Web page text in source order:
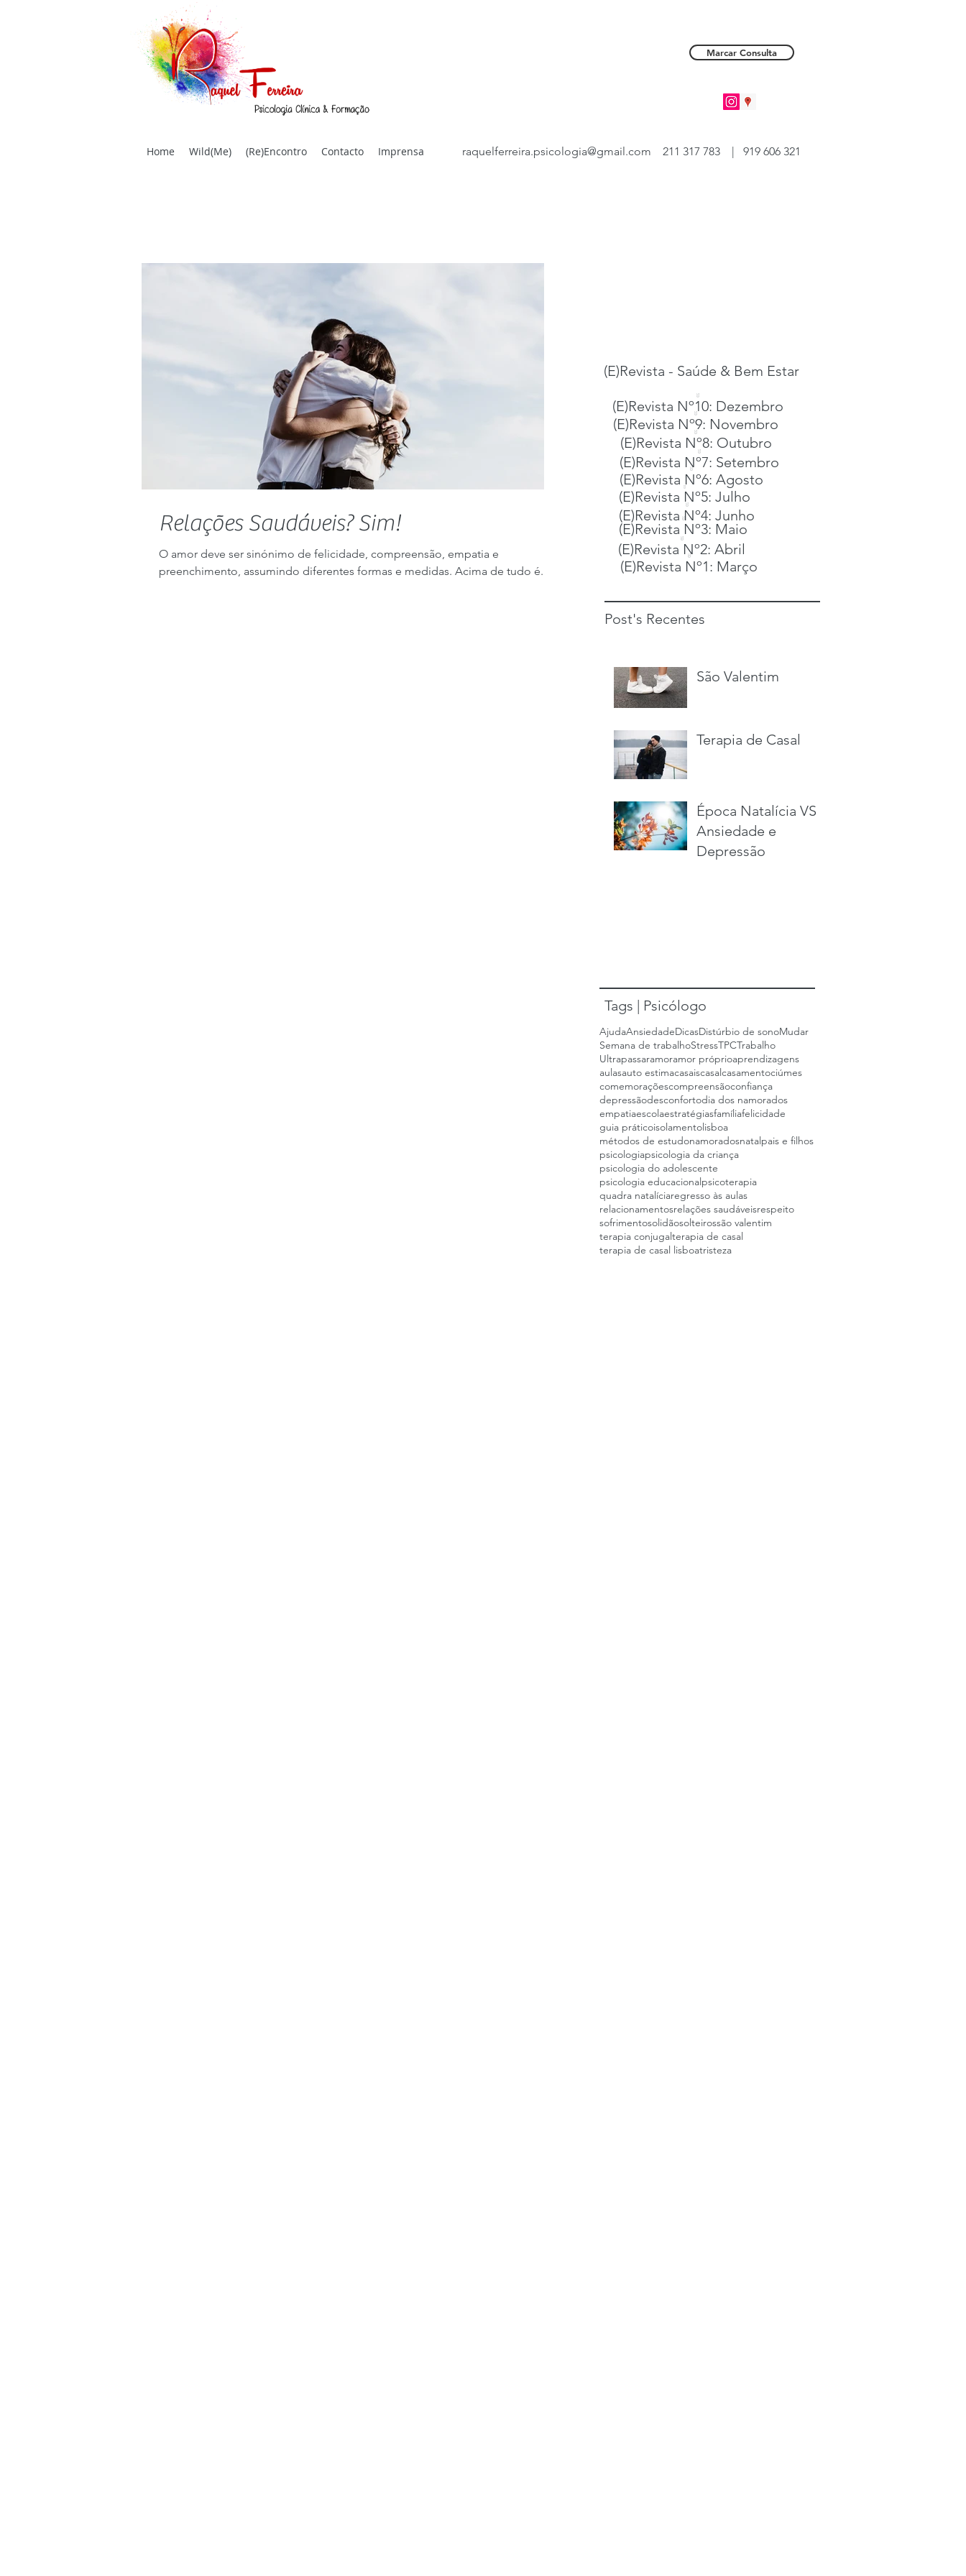
Marcar Consulta
Home Wild(Me) (Re)Encontro Contacto Imprensa raquelferreira.psicologia@gmail.com 211 317 783 | 919 606 321
(E)Revista - Saúde & Bem Estar
(E)Revista Nº7: Setembro
(E)Revista Nº6: Agosto
(E)Revista Nº5: Julho
(E)Revista Nº8: Outubro
(E)Revista Nº9: Novembro
(E)Revista Nº10: Dezembro
(E)Revista Nº4: Junho
(E)Revista Nº3: Maio
(E)Revista Nº2: Abril
(E)Revista Nº1: Março
Post's Recentes
São Valentim
Terapia de Casal
Época Natalícia VS
Ansiedade e
Depressão
Tags | Psicólogo
AjudaAnsiedadeDicasDistúrbio de sonoMudar
Semana de trabalhoStressTPCTrabalho
Ultrapassaramoramor próprioaprendizagens
aulasauto estimacasaiscasalcasamentociúmes
comemoraçõescompreensãoconfiança
depressãodesconfortodia dos namorados
empatiaescolaestratégiasfamíliafelicidade
guia práticoisolamentolisboa
métodos de estudonamoradosnatalpais e filhos
psicologiapsicologia da criança
psicologia do adolescente
psicologia educacionalpsicoterapia
quadra natalíciaregresso às aulas
relacionamentosrelações saudáveisrespeito
sofrimentosolidãosolteirossão valentim
terapia conjugalterapia de casal
terapia de casal lisboatristeza
Relações Saudáveis? Sim!
O amor deve ser sinónimo de felicidade, compreensão, empatia e
preenchimento, assumindo diferentes formas e medidas. Acima de tudo é...